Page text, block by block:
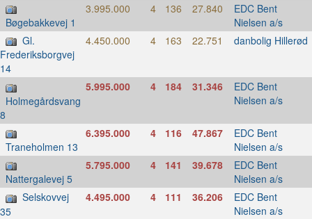
Bøgebakkevej 1
3.995.000 4 136 27.840 EDC Bent
Nielsen a/s
Gl.
Frederiksborgvej
14
4.450.000 4 163 22.751 danbolig Hillerød
Holmegårdsvang
8
5.995.000 4 184 31.346 EDC Bent
Nielsen a/s
Traneholmen 13
6.395.000 4 116 47.867 EDC Bent
Nielsen a/s
Nattergalevej 5
5.795.000 4 141 39.678 EDC Bent
Nielsen a/s
Selskovvej
35
4.495.000 4 111 36.206 EDC Bent
Nielsen a/s